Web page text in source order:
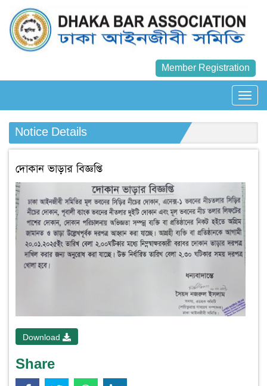
Member Registration
Notice Details
দোকান ভাড়ার বিজ্ঞপ্তি
Download
Share